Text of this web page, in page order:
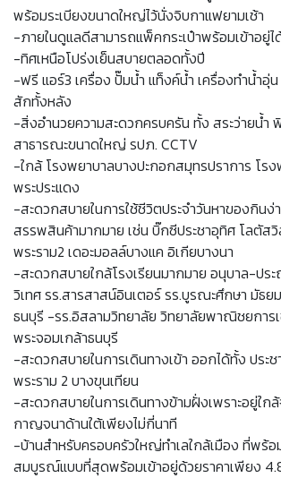
พร้อมระเบียงขนาดใหญ่ไว้นั่งจิบกาแฟยามเช้า
-ภายในดูแลดีสามารถแพ็คกระเป๋าพร้อมเข้าอยู่ไ
-ทิศเหนือโปร่งเย็นสบายตลอดทั้งปี
-ฟรี แอร์3 เครื่อง ปั๊มน้ำ แท็งค์น้ำ เครื่องทำน้ำอุ่
สักทั้งหลัง
-สิ่งอำนวยความสะดวกครบครัน ทั้ง สระว่ายน้ำ
สาธารณะขนาดใหญ่ รปภ. CCTV
-ใกล้ โรงพยาบาลบางปะกอกสมุทรปราการ โรง
พระประแดง
-สะดวกสบายในการใช้ชีวิตประจำวันหาของกิน
สรรพสินค้ามากมาย เช่น บิ๊กซีประชาอุทิศ โลตัส
พระราม2 เดอะมอลล์บางแค อิเกียบางนา
-สะดวกสบายใกล้โรงเรียนมากมาย อนุบาล-ปร
วิเทศ รร.สารสาสน์อินเตอร์ รร.บูรณะศึกษา มัธย
ธนบุรี -รร.อิสลามวิทยาลัย วิทยาลัยพาณิชยการ
พระจอมเกล้าธนบุรี
-สะดวกสบายในการเดินทางเข้า ออกได้ทั้ง ประ
พระราม 2 บางขุนเทียน
-สะดวกสบายในการเดินทางข้ามฝั่งเพราะอยู่ใ
กาญจนาด้านใต้เพียงไม่กี่นาที
-บ้านสำหรับครอบครัวใหญ่ทำเลใกล้เมือง ที่พร้
สมบูรณ์แบบที่สุดพร้อมเข้าอยู่ด้วยราคาเพียง